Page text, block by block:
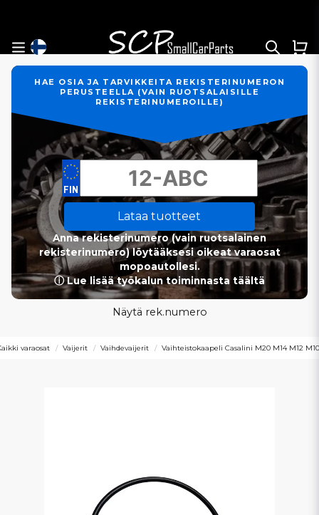
HAE OSIA JA TARVIKKEITA REKISTERINUMERON
PERUSTEELLA (VAIN RUOTSALAISILLE
REKISTERINUMEROILLE)
Lataa tuotteet
Anna rekisterinumero (vain ruotsalainen
rekisterinumero) löytääksesi oikeat varaosat
mopoautollesi.
ⓘ Lue lisää työkalun toiminnasta täältä
Näytä rek.numero
varaosat Vaijerit Vaihdevaijerit Vaihteistokaapeli Casalini M20 M14 M12